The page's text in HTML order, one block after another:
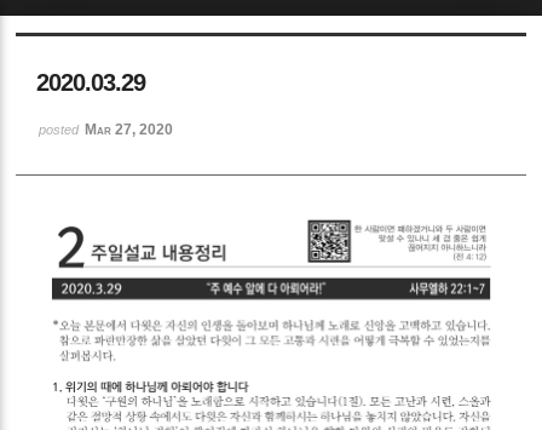
2020.03.29
posted Mar 27, 2020
Sketchbook5, 스케치북5
Sketchbook5, 스케치북5